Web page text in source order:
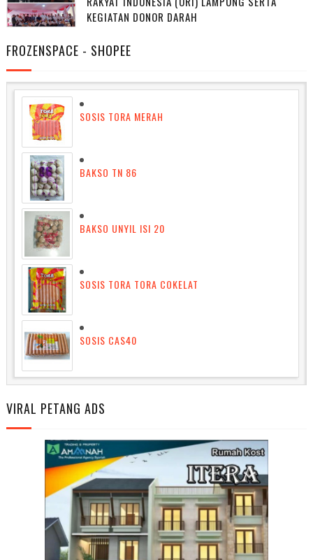
KEGIATAN DONOR DARAH
FROZENSPACE - SHOPEE
SOSIS TORA MERAH
BAKSO TN 86
BAKSO UNYIL ISI 20
SOSIS TORA TORA COKELAT
SOSIS CAS40
VIRAL PETANG ADS